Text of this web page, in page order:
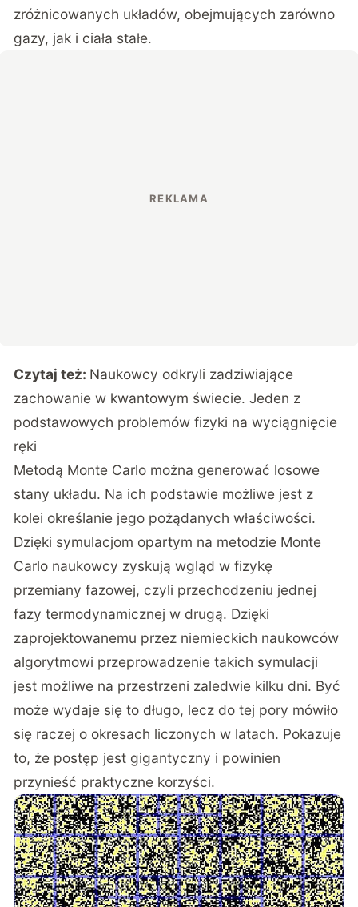
zróżnicowanych układów, obejmujących zarówno
gazy, jak i ciała stałe.
Czytaj też: Naukowcy odkryli zadziwiające
zachowanie w kwantowym świecie. Jeden z
podstawowych problemów fizyki na wyciągnięcie
ręki
Metodą Monte Carlo można generować losowe
stany układu. Na ich podstawie możliwe jest z
kolei określanie jego pożądanych właściwości.
Dzięki symulacjom opartym na metodzie Monte
Carlo naukowcy zyskują wgląd w fizykę
przemiany fazowej, czyli przechodzeniu jednej
fazy termodynamicznej w drugą. Dzięki
zaprojektowanemu przez niemieckich naukowców
algorytmowi przeprowadzenie takich symulacji
jest możliwe na przestrzeni zaledwie kilku dni. Być
może wydaje się to długo, lecz do tej pory mówiło
się raczej o okresach liczonych w latach. Pokazuje
to, że postęp jest gigantyczny i powinien
przynieść praktyczne korzyści.